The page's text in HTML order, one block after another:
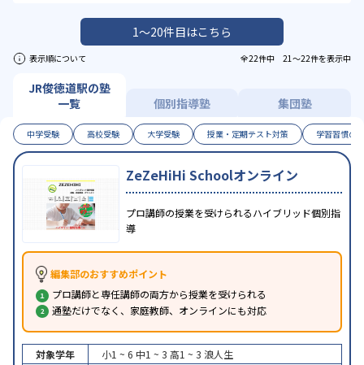
1〜20件目はこちら
表示順について 全22件中 21〜22件を表示中
JR俊徳道駅の塾
一覧
個別指導塾 集団塾
中学受験 高校受験 大学受験 授業・定期テスト対策 学習習慣の
ZeZeHiHi Schoolオンライン
プロ講師の授業を受けられるハイブリッド個別指
導
編集部のおすすめポイント
プロ講師と専任講師の両方から授業を受けられる
通塾だけでなく、家庭教師、オンラインにも対応
対象学年 小1 ~ 6 中1 ~ 3 高1 ~ 3 浪人生